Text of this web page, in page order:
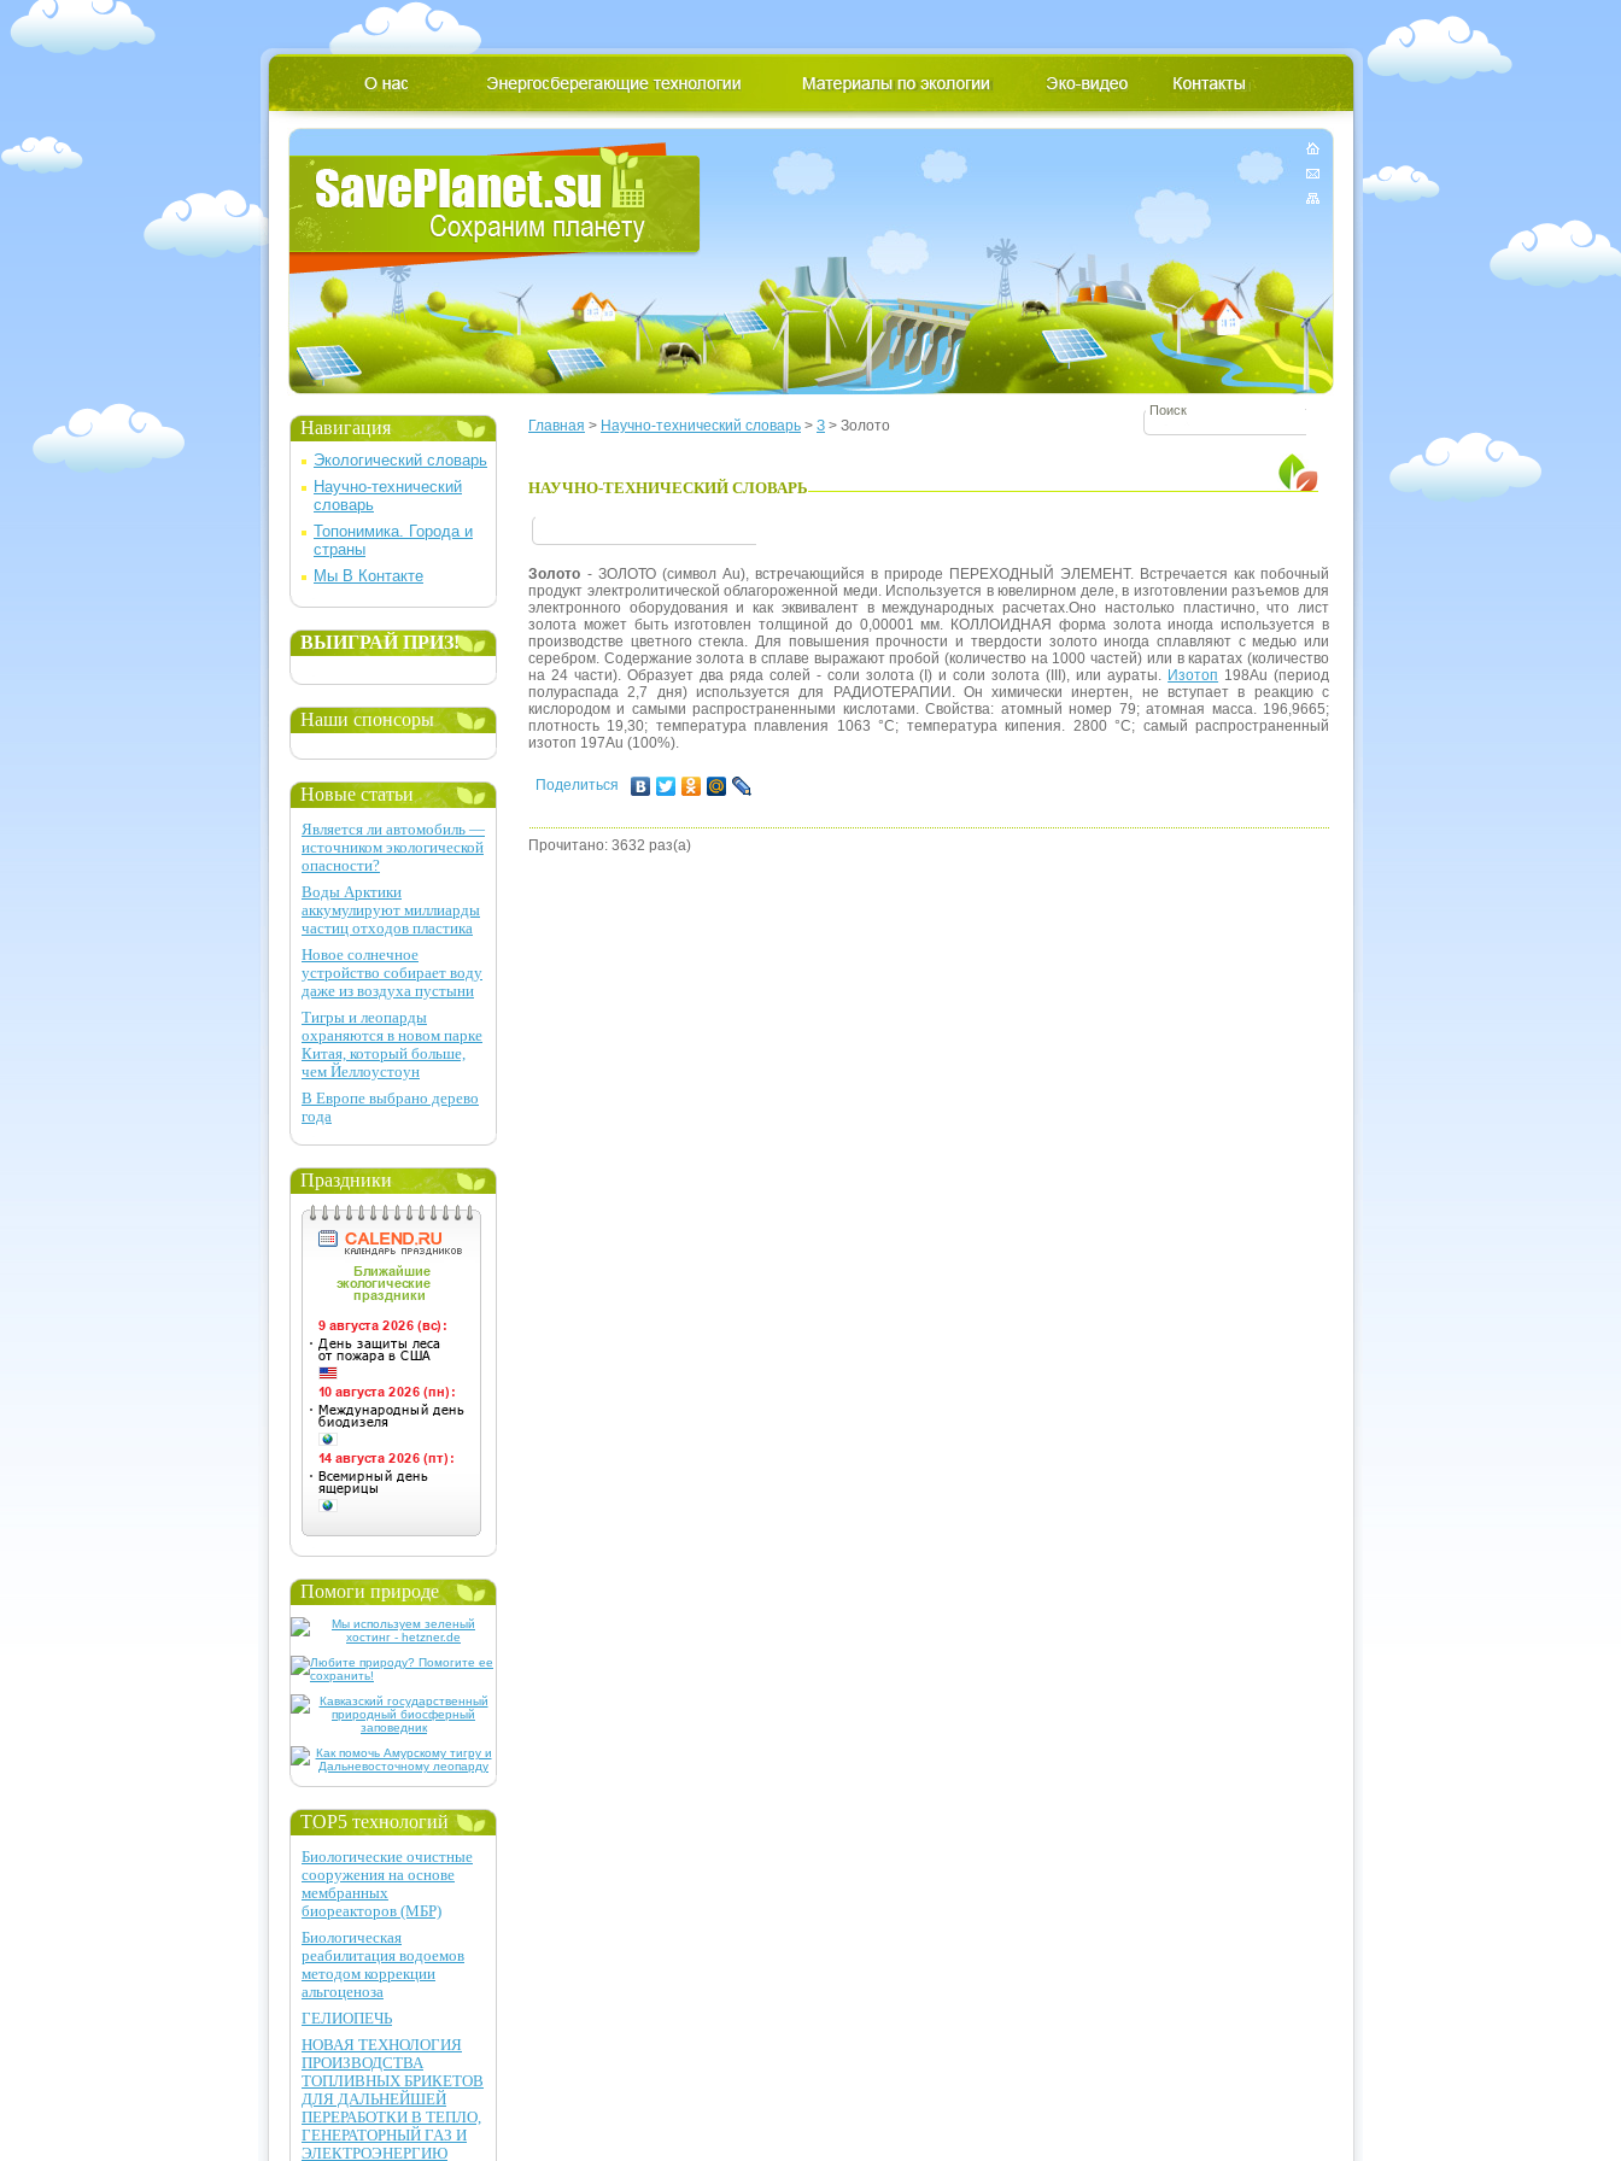
Главная > Научно-технический словарь > З > Золото
НАУЧНО-ТЕХНИЧЕСКИЙ СЛОВАРЬ
Золото - ЗОЛОТО (символ Аu), встречающийся в природе ПЕРЕХОДНЫЙ ЭЛЕМЕНТ. Встречается как побочный
продукт электролитической облагороженной меди. Используется в ювелирном деле, в изготовлении разъемов для
электронного оборудования и как эквивалент в международных расчетах.Оно настолько пластично, что лист
золота может быть изготовлен толщиной до 0,00001 мм. КОЛЛОИДНАЯ форма золота иногда используется в
производстве цветного стекла. Для повышения прочности и твердости золото иногда сплавляют с медью или
серебром. Содержание золота в сплаве выражают пробой (количество на 1000 частей) или в каратах (количество
на 24 части). Образует два ряда солей - соли золота (I) и соли золота (III), или аураты. Изотоп 198Аu (период
полураспада 2,7 дня) используется для РАДИОТЕРАПИИ. Он химически инертен, не вступает в реакцию с
кислородом и самыми распространенными кислотами. Свойства: атомный номер 79; атомная масса. 196,9665;
плотность 19,30; температура плавления 1063 °С; температура кипения. 2800 °С; самый распространенный
изотоп 197Аu (100%).
Поделиться
Прочитано: 3632 раз(а)
Навигация
Экологический словарь
Научно-технический
словарь
Топонимика. Города и
страны
Мы В Контакте
ВЫИГРАЙ ПРИЗ!
Наши спонсоры
Новые статьи
Является ли автомобиль —
источником экологической
опасности?
Воды Арктики
аккумулируют миллиарды
частиц отходов пластика
Новое солнечное
устройство собирает воду
даже из воздуха пустыни
Тигры и леопарды
охраняются в новом парке
Китая, который больше,
чем Йеллоустоун
В Европе выбрано дерево
года
Праздники
Помоги природе
TOP5 технологий
Биологические очистные
сооружения на основе
мембранных
биореакторов (МБР)
Биологическая
реабилитация водоемов
методом коррекции
альгоценоза
ГЕЛИОПЕЧЬ
НОВАЯ ТЕХНОЛОГИЯ
ПРОИЗВОДСТВА
ТОПЛИВНЫХ БРИКЕТОВ
ДЛЯ ДАЛЬНЕЙШЕЙ
ПЕРЕРАБОТКИ В ТЕПЛО,
ГЕНЕРАТОРНЫЙ ГАЗ И
ЭЛЕКТРОЭНЕРГИЮ